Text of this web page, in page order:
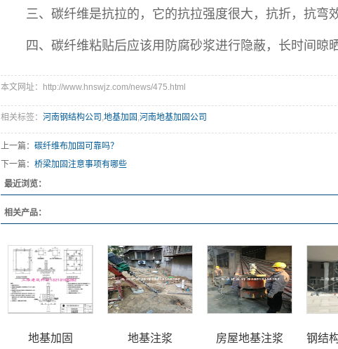
三、碳纤维是抗拉的，它的抗拉强度很大，抗折，抗弯效
四、碳纤维粘贴后应该用防腐砂浆进行隐蔽，长时间晾晒
本文网址：http://www.hnswjz.com/news/475.html
相关标签： 河南钢结构公司 ,地基加固 ,河南地基加固公司
上一篇： 碳纤维布加固可靠吗？
下一篇： 桥梁加固注意事项有哪些
最近浏览：
相关产品：
地基加固 地基注浆 房屋地基注浆 钢结